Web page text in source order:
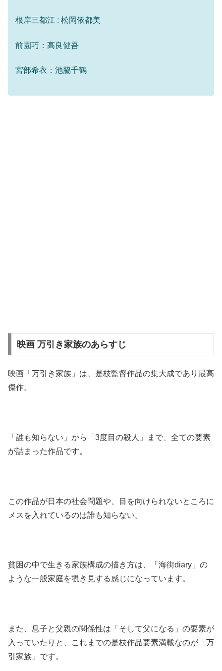
根岸三都江 : 松岡依都美
前園巧：高良健吾
宮部希衣：池脇千鶴
映画 万引き家族のあらすじ
映画「万引き家族」は、是枝監督作品の集大成であり最高
傑作。
「誰も知らない」から「3度目の殺人」まで、全ての要素
が詰まった作品です。
この作品が日本の社会問題や、目を向けられないところに
メスを入れているのは誰も知らない。
貧困の中で生きる家族構成の描き方は、「海街diary」の
ような一般家庭を覗き見する感じになっています。
また、息子と父親の関係性は「そして父になる」の要素が
入っていたりと、これまでの是枝作品要素満載なのが「万
引家族」です。